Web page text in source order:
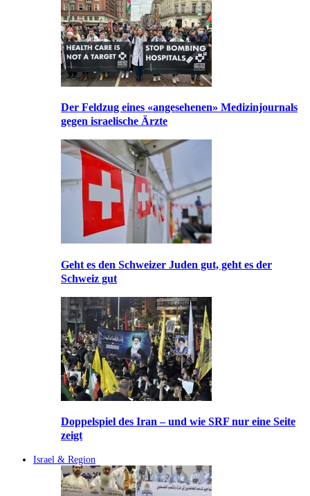
Der Feldzug eines «angesehenen» Medizinjournals
gegen israelische Ärzte
Geht es den Schweizer Juden gut, geht es der
Schweiz gut
Doppelspiel des Iran – und wie SRF nur eine Seite
zeigt
Israel & Region